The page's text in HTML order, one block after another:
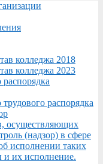
колледжа 2018
колледжа 2023
распорядка
осуществляющих
(надзор) в сфере
исполнении таких
и их исполнение.